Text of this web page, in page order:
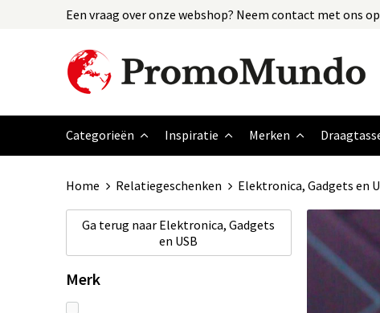
Een vraag over onze webshop? Neem contact met ons
Categorieën Inspiratie Merken
Home Relatiegeschenken Elektronica, Gadgets en
Ga terug naar Elektronica, Gadgets
en USB
Merk